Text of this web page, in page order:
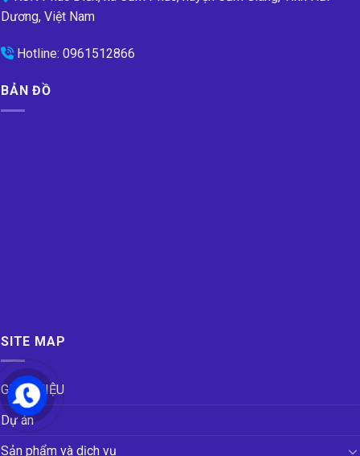
Dương, Việt Nam
Hotline: 0961512866
BẢN ĐỒ
SITE MAP
GIỚI THIỆU
Dự án
Sản phẩm và dịch vụ